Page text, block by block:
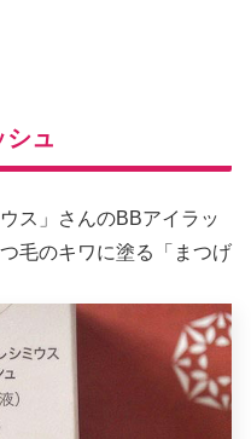
シュ
ス」さんのBBアイラッ
毛のキワに塗る「まつげ